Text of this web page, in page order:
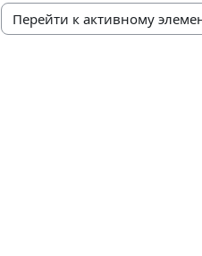
Перейти к активному